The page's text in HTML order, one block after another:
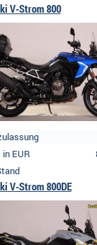
V-Strom 800
in EUR
V-Strom 800DE